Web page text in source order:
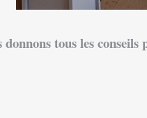
donnons tous les